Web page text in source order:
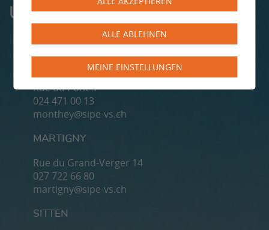
UNSERE ZENTREN
Rue du Pont 5
024 471 00 13
monthey@sipe-vs.ch
MARTIGNY
Rue du Grand-Verger 14
027 722 66 80
martigny@sipe-vs.ch
SITTEN
ALLE ABLEHNEN
MEINE EINSTELLUNGEN